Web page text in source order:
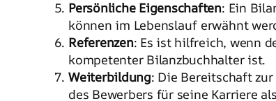
Persönliche Eigenschaften: Ein
können im Lebenslauf erwähnt
Referenzen: Es ist hilfreich, wenn
kompetenter Bilanzbuchhalter ist.
Weiterbildung: Die Bereitschaft
des Bewerbers für seine Karriere